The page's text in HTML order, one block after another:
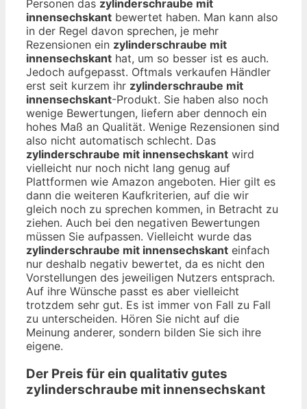
Personen das zylinderschraube mit
innensechskant bewertet haben. Man kann also
in der Regel davon sprechen, je mehr
Rezensionen ein zylinderschraube mit
innensechskant hat, um so besser ist es auch.
Jedoch aufgepasst. Oftmals verkaufen Händler
erst seit kurzem ihr zylinderschraube mit
innensechskant-Produkt. Sie haben also noch
wenige Bewertungen, liefern aber dennoch ein
hohes Maß an Qualität. Wenige Rezensionen sind
also nicht automatisch schlecht. Das
zylinderschraube mit innensechskant wird
vielleicht nur noch nicht lang genug auf
Plattformen wie Amazon angeboten. Hier gilt es
dann die weiteren Kaufkriterien, auf die wir
gleich noch zu sprechen kommen, in Betracht zu
ziehen. Auch bei den negativen Bewertungen
müssen Sie aufpassen. Vielleicht wurde das
zylinderschraube mit innensechskant einfach
nur deshalb negativ bewertet, da es nicht den
Vorstellungen des jeweiligen Nutzers entsprach.
Auf ihre Wünsche passt es aber vielleicht
trotzdem sehr gut. Es ist immer von Fall zu Fall
zu unterscheiden. Hören Sie nicht auf die
Meinung anderer, sondern bilden Sie sich ihre
eigene.
Der Preis für ein qualitativ gutes
zylinderschraube mit innensechskant